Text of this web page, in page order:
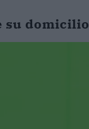
su domicilio